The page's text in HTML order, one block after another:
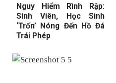
Nguy Hiểm Rình Rập:
Sinh Viên, Học Sinh
‘Trốn’ Nóng Đến Hồ Đá
Trái Phép